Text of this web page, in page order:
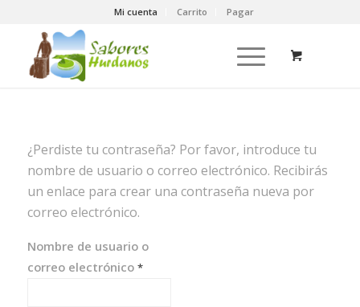
Mi cuenta Carrito Pagar
¿Perdiste tu contraseña? Por favor, introduce tu
nombre de usuario o correo electrónico. Recibirás
un enlace para crear una contraseña nueva por
correo electrónico.
Nombre de usuario o
correo electrónico *